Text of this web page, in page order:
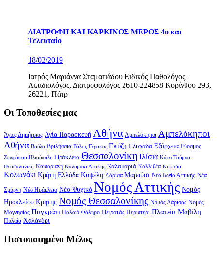
ΔΙΑΤΡΟΦΗ ΚΑΙ ΚΑΡΚΙΝΟΣ ΜΕΡΟΣ 4ο και
Τελευταίο
18/02/2019
Ιατρός Μαριάννα Σταματιάδου Ειδικός Παθολόγος,
Λιπιδιολόγος, Διατροφολόγος 2610-224858 Κορίνθου 293,
26221, Πάτρ
Οι Τοποθεσίες μας
Άγιος Δημήτριος Αγία Παρασκευή Αθήνα Αμπελόκηποι Αμπελόκηποι
Αθήνα Βούλα Βριλήσσια Βόλος Γέρακας Γκύζη Γλυφάδα Εξάρχεια Εύοσμος
Ζωγράφου Ηλιούπολη Ηράκλειο Θεσσαλονίκη Ιλίσια Κάτω Τούμπα
Θεσσαλονίκη Καισαριανή Καλαμάκι Αττικής Καλαμαριά Καλλιθέα Κηφισιά
Κολωνάκι Κρήτη Ελλάδα Κυψέλη Λάρισα Μαρούσι Νέα Ιωνία Αττικής Νέα
Σμύρνη Νέο Ηράκλειο Νέο Ψυχικό Νομός Αττικής Νομός
Ηρακλείου Κρήτης Νομός Θεσσαλονίκης Νομός Λάρισας Νομός
Μαγνησίας Παγκράτι Παλαιό Φάληρο Πειραιάς Περιστέρι Πλατεία Μαβίλη
Πυλαία Χαλάνδρι
Πιστοποιημένο Μέλος